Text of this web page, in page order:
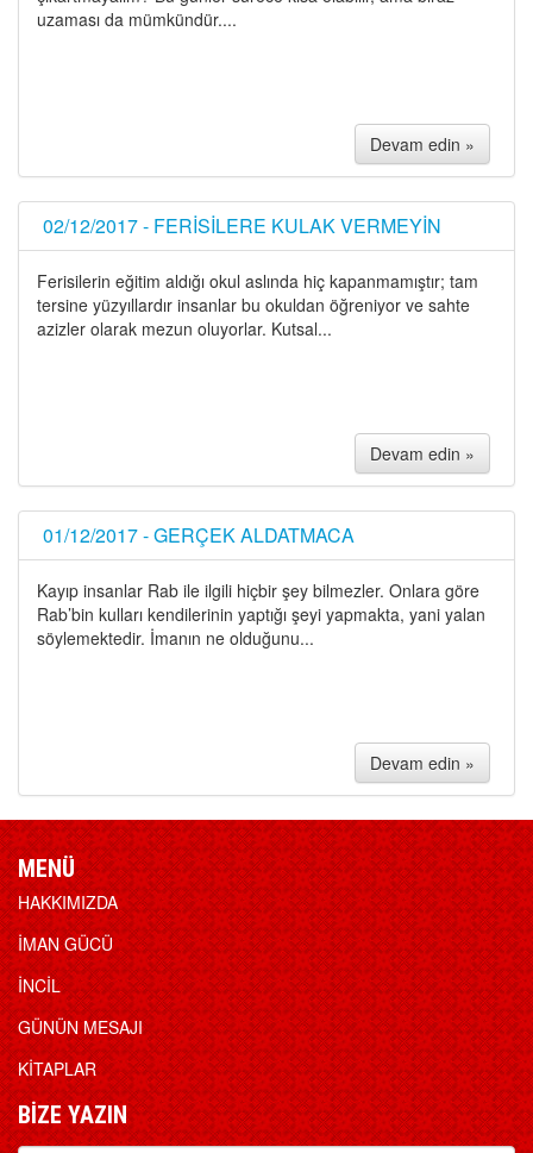
uzaması da mümkündür....
Devam edin »
02/12/2017 - FERİSİLERE KULAK VERMEYİN
Ferisilerin eğitim aldığı okul aslında hiç kapanmamıştır; tam
tersine yüzyıllardır insanlar bu okuldan öğreniyor ve sahte
azizler olarak mezun oluyorlar. Kutsal...
Devam edin »
01/12/2017 - GERÇEK ALDATMACA
Kayıp insanlar Rab ile ilgili hiçbir şey bilmezler. Onlara göre
Rab’bin kulları kendilerinin yaptığı şeyi yapmakta, yani yalan
söylemektedir. İmanın ne olduğunu...
Devam edin »
MENÜ
HAKKIMIZDA
İMAN GÜCÜ
İNCİL
GÜNÜN MESAJI
KİTAPLAR
BİZE YAZIN